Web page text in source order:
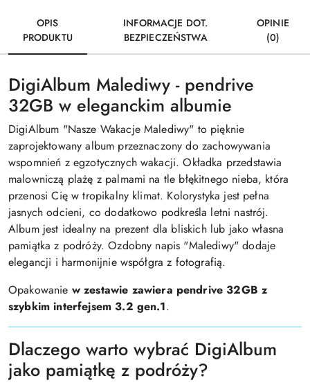
OPIS
PRODUKTU
INFORMACJE DOT.
BEZPIECZEŃSTWA
OPINIE
(0)
DigiAlbum Malediwy - pendrive
32GB w eleganckim albumie
DigiAlbum "Nasze Wakacje Malediwy" to pięknie
zaprojektowany album przeznaczony do zachowywania
wspomnień z egzotycznych wakacji. Okładka przedstawia
malowniczą plażę z palmami na tle błękitnego nieba, która
przenosi Cię w tropikalny klimat. Kolorystyka jest pełna
jasnych odcieni, co dodatkowo podkreśla letni nastrój.
Album jest idealny na prezent dla bliskich lub jako własna
pamiątka z podróży. Ozdobny napis "Malediwy" dodaje
elegancji i harmonijnie współgra z fotografią.
Opakowanie w zestawie zawiera pendrive 32GB z
szybkim interfejsem 3.2 gen.1.
Dlaczego warto wybrać DigiAlbum
jako pamiątkę z podróży?